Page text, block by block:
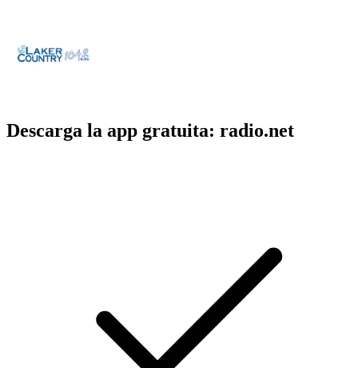
Descarga la app gratuita: radio.net